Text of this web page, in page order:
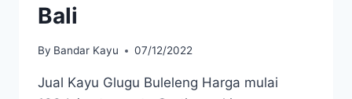
Bali
By Bandar Kayu 07/12/2022
Jual Kayu Glugu Buleleng Harga mulai